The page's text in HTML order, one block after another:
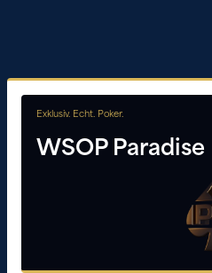
Exklusiv. Echt. Poker.
WSOP Paradise